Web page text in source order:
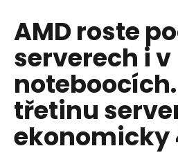
AMD roste
serverech i v
třetinu
ekonomicky